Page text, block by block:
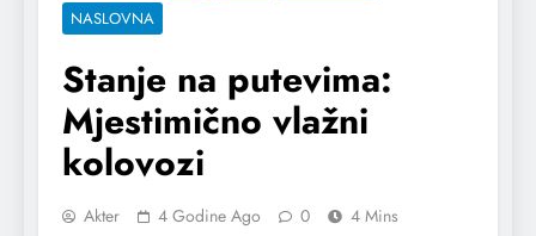
NASLOVNA
Stanje na putevima:
Mjestimično vlažni
kolovozi
Akter 4 Godine Ago 0 4 Mins